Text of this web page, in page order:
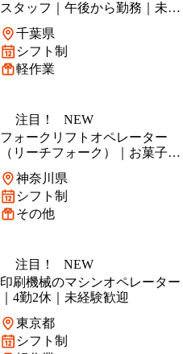
スタッフ｜午後から勤務｜未経
千葉県
シフト制
軽作業
注目！
NEW
フォークリフトオペレーター
（リーチフォーク）｜お菓子の
神奈川県
シフト制
その他
注目！
NEW
印刷機械のマシンオペレーター
｜4勤2休｜未経験歓迎
東京都
シフト制